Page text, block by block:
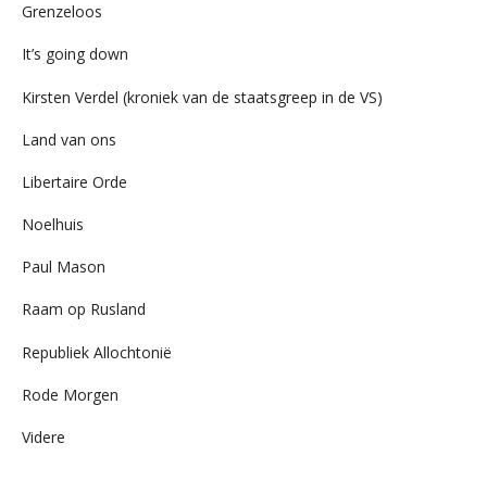
Grenzeloos
It’s going down
Kirsten Verdel (kroniek van de staatsgreep in de VS)
Land van ons
Libertaire Orde
Noelhuis
Paul Mason
Raam op Rusland
Republiek Allochtonië
Rode Morgen
Videre